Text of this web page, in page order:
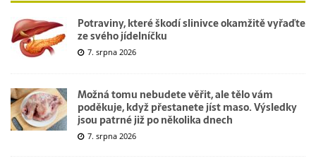
Potraviny, které škodí slinivce okamžitě vyřaďte
ze svého jídelníčku
7. srpna 2026
Možná tomu nebudete věřit, ale tělo vám
poděkuje, když přestanete jíst maso. Výsledky
jsou patrné již po několika dnech
7. srpna 2026